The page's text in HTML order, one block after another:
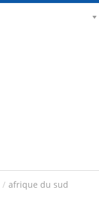
/ afrique du sud